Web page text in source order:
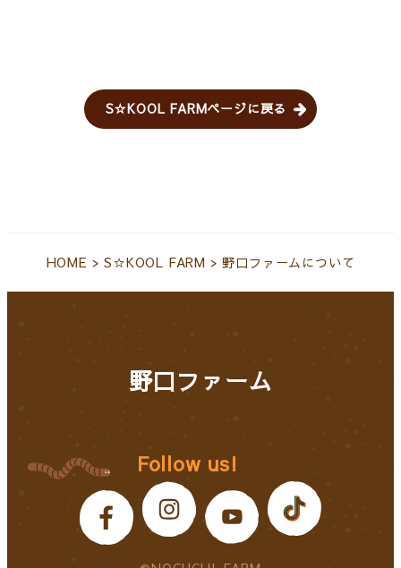
S☆KOOL FARMページに戻る
HOME >S☆KOOL FARM >野口ファームについて
野口ファーム
Follow us!